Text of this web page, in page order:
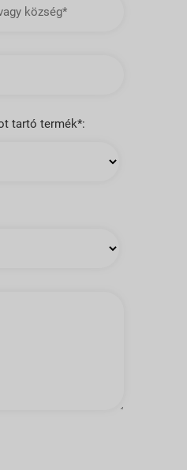
tartó termék*: